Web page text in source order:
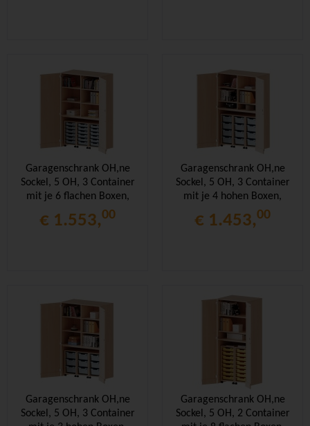
Garagenschrank OH,ne
Sockel, 5 OH, 3 Container
mit je 6 flachen Boxen,
B/H/T 120x190x60cm
€ 1.553,00
Garagenschrank OH,ne
Sockel, 5 OH, 3 Container
mit je 4 hohen Boxen,
B/H/T 120x190x60cm
€ 1.453,00
Garagenschrank OH,ne
Sockel, 5 OH, 3 Container
Garagenschrank OH,ne
Sockel, 5 OH, 2 Container